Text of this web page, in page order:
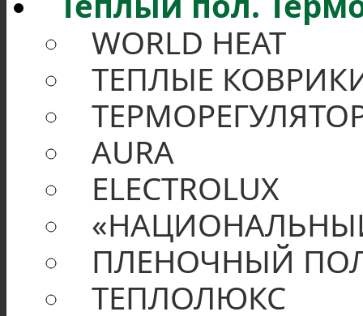
WORLD HEAT
ТЕПЛЫЕ
AURA
ELECTROLUX
ПЛЕНОЧНЫЙ
ТЕПЛОЛЮКС